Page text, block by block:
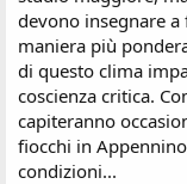
devono insegnare
maniera più
di questo clima
coscienza critica.
capiteranno
fiocchi in
condizioni...